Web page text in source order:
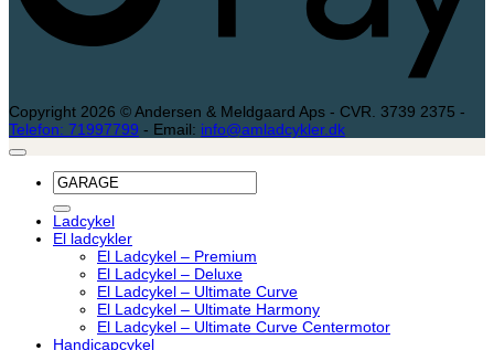
Copyright 2026 © Andersen & Meldgaard Aps - CVR. 3739 2375 -
Telefon: 71997799 - Email: info@amladcykler.dk
Søg
efter:
Ladcykel
El ladcykler
El Ladcykel – Premium
El Ladcykel – Deluxe
El Ladcykel – Ultimate Curve
El Ladcykel – Ultimate Harmony
El Ladcykel – Ultimate Curve Centermotor
Handicapcykel